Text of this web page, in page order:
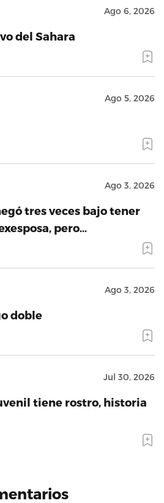
Ago 6, 2026
del Sahara
Ago 5, 2026
Ago 3, 2026
tres veces bajo tener
pero…
Ago 3, 2026
doble
Jul 30, 2026
tiene rostro, historia